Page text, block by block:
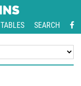
SEARCH